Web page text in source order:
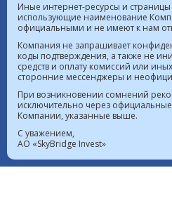
ценных бумаг
Лицензия на
территории МФЦА
Реестр выданных,
осуществление
Лицензия на проведение
Иные интернет-ресурсы и страницы
использующие наименование
официальными и не имеют к нам
Компания не запрашивает
коды подтверждения, а также не
средств и оплату комиссий или
сторонние мессенджеры и
При возникновении сомнений
исключительно через
Компании, указанные выше.
С уважением,
АО «SkyBridge Invest»